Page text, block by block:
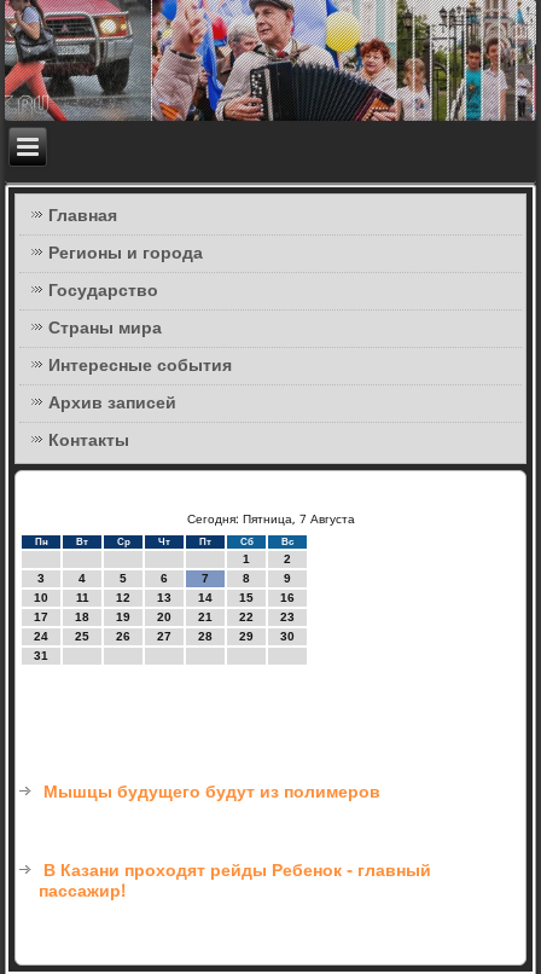
Главная
Регионы и города
Государство
Страны мира
Интересные события
Архив записей
Контакты
Сегодня: Пятница, 7 Августа
Пн Вт Ср Чт Пт Сб Вс
1
2
3
4 5 6 7 8
9
10
11 12 13 14 15
16
17
18 19 20 21 22
23
24
25 26 27 28 29
30
31
Мышцы будущего будут из полимеров
В Казани проходят рейды Ребенок - главный
пассажир!